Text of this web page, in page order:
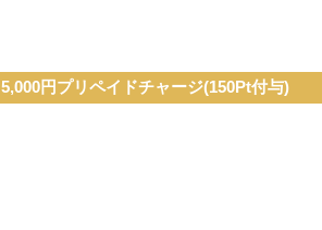
5,000円プリペイドチャージ(150Pt付与)